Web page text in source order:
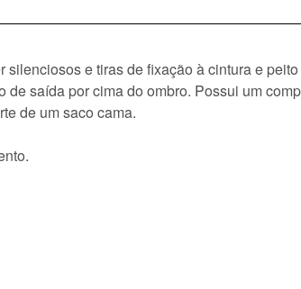
e tiras de fixação à cintura e
saída por cima do ombro. Possui um
de um saco cama.